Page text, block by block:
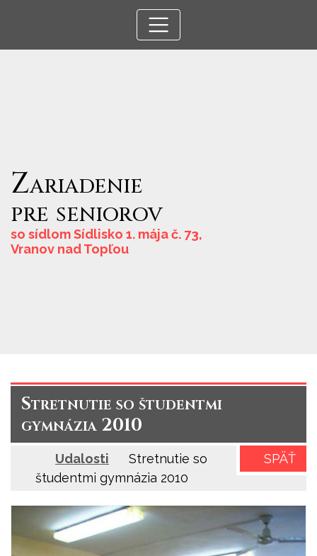
Zariadenie
pre seniorov
so sídlom Sídlisko 1. mája č. 73,
Vranov nad Topľou
Stretnutie so študentmi
gymnázia 2010
SPÄŤ
Udalosti
Stretnutie so
študentmi gymnázia 2010